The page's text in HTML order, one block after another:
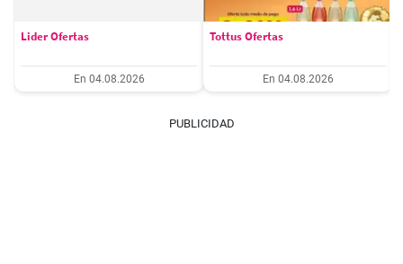
Lider Ofertas
En 04.08.2026
Tottus Ofertas
En 04.08.2026
PUBLICIDAD